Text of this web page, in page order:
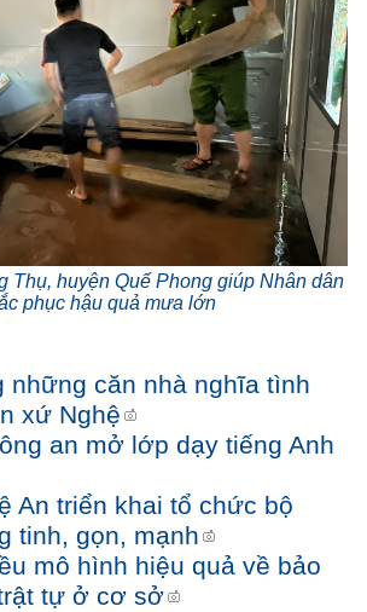
Thụ, huyện Quế Phong giúp Nhân dân
phục hậu quả mưa lớn
những căn nhà nghĩa tình
xứ Nghệ
an mở lớp dạy tiếng Anh
An triển khai tổ chức bộ
tinh, gọn, mạnh
mô hình hiệu quả về bảo
tự ở cơ sở